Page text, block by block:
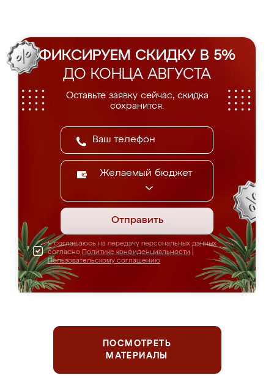
ФИКСИРУЕМ СКИДКУ В 5%
ДО КОНЦА АВГУСТА
Оставьте заявку сейчас, скидка
сохранится.
Желаемый бюджет
Отправить
Я соглашаюсь на передачу персональных данных
согласно Политике конфиденциальности
Пользовательскому соглашению
ПОСМОТРЕТЬ
МАТЕРИАЛЫ